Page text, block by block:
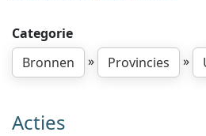
Categorie
Bronnen
» Provincies »
Acties